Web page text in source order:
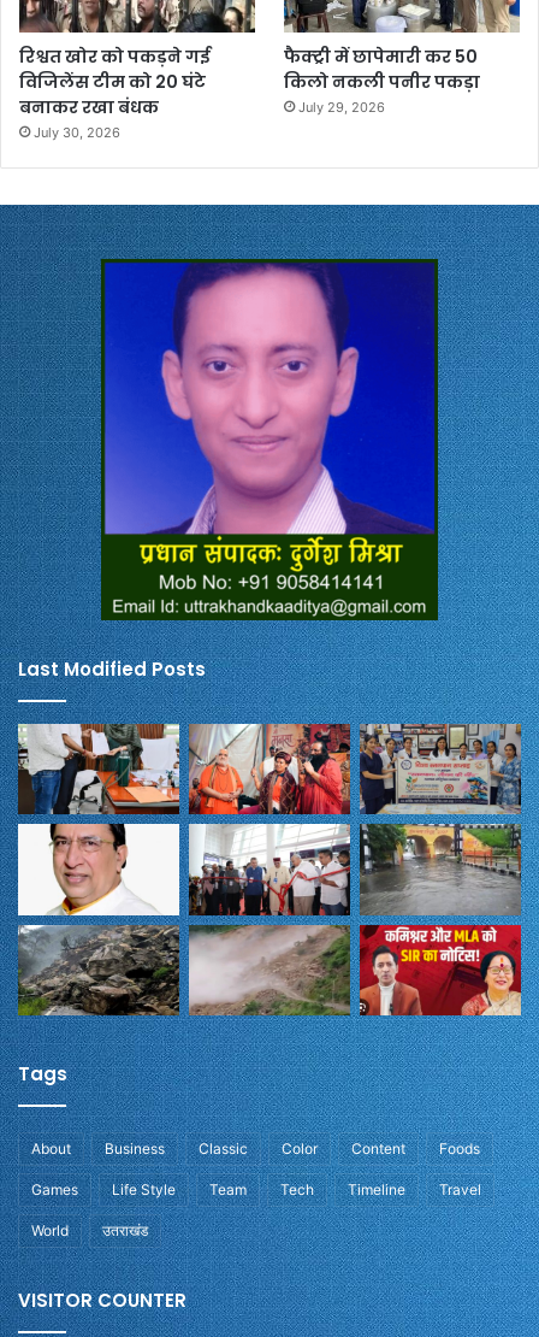
रिश्वत खोर को पकड़ने गई
विजिलेंस टीम को 20 घंटे
बनाकर रखा बंधक
July 30, 2026
फैक्ट्री में छापेमारी कर 50
किलो नकली पनीर पकड़ा
July 29, 2026
Last Modified Posts
Tags
About Business Classic Color Content Foods
Games Life Style Team Tech Timeline Travel
World उतराखंड
VISITOR COUNTER